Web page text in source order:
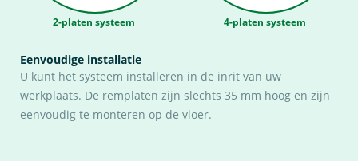
2-platen systeem 4-platen systeem
Eenvoudige installatie
U kunt het systeem installeren in de inrit van uw
werkplaats. De remplaten zijn slechts 35 mm hoog en zijn
eenvoudig te monteren op de vloer.